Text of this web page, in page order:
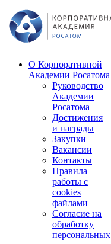
О Корпоративной
Академии Росатома
Руководство
Академии
Росатома
Достижения
и награды
Закупки
Вакансии
Контакты
Правила
работы с
cookies
файлами
Согласие на
обработку
персональных